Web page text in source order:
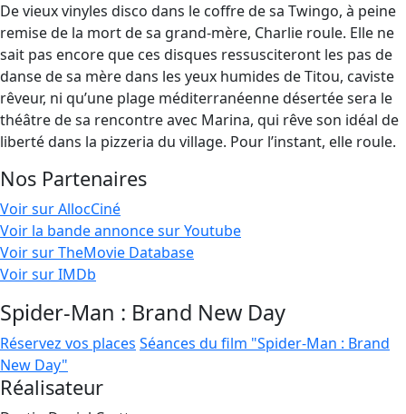
De vieux vinyles disco dans le coffre de sa Twingo, à peine
remise de la mort de sa grand-mère, Charlie roule. Elle ne
sait pas encore que ces disques ressusciteront les pas de
danse de sa mère dans les yeux humides de Titou, caviste
rêveur, ni qu’une plage méditerranéenne désertée sera le
théâtre de sa rencontre avec Marina, qui rêve son idéal de
liberté dans la pizzeria du village. Pour l’instant, elle roule.
Nos Partenaires
Voir sur AllocCiné
Voir la bande annonce sur Youtube
Voir sur TheMovie Database
Voir sur IMDb
Spider-Man : Brand New Day
Réservez vos places Séances du film "Spider-Man : Brand
New Day"
Réalisateur